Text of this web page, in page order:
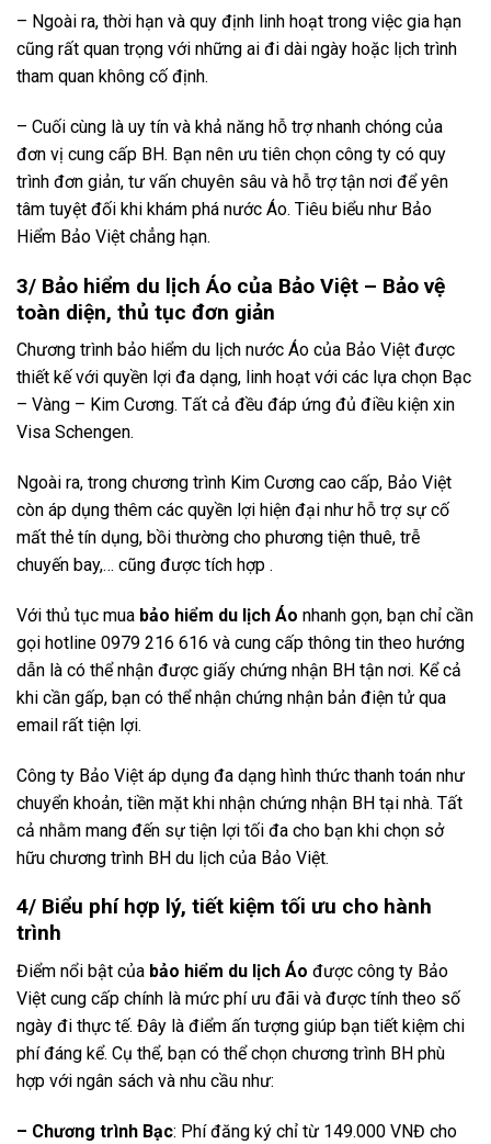
– Ngoài ra, thời hạn và quy định linh hoạt trong việc gia hạn
cũng rất quan trọng với những ai đi dài ngày hoặc lịch trình
tham quan không cố định.
– Cuối cùng là uy tín và khả năng hỗ trợ nhanh chóng của
đơn vị cung cấp BH. Bạn nên ưu tiên chọn công ty có quy
trình đơn giản, tư vấn chuyên sâu và hỗ trợ tận nơi để yên
tâm tuyệt đối khi khám phá nước Áo. Tiêu biểu như Bảo
Hiểm Bảo Việt chẳng hạn.
3/ Bảo hiểm du lịch Áo của Bảo Việt – Bảo vệ
toàn diện, thủ tục đơn giản
Chương trình bảo hiểm du lịch nước Áo của Bảo Việt được
thiết kế với quyền lợi đa dạng, linh hoạt với các lựa chọn Bạc
– Vàng – Kim Cương. Tất cả đều đáp ứng đủ điều kiện xin
Visa Schengen.
Ngoài ra, trong chương trình Kim Cương cao cấp, Bảo Việt
còn áp dụng thêm các quyền lợi hiện đại như hỗ trợ sự cố
mất thẻ tín dụng, bồi thường cho phương tiện thuê, trễ
chuyến bay,… cũng được tích hợp .
Với thủ tục mua bảo hiểm du lịch Áo nhanh gọn, bạn chỉ cần
gọi hotline 0979 216 616 và cung cấp thông tin theo hướng
dẫn là có thể nhận được giấy chứng nhận BH tận nơi. Kể cả
khi cần gấp, bạn có thể nhận chứng nhận bản điện tử qua
email rất tiện lợi.
Công ty Bảo Việt áp dụng đa dạng hình thức thanh toán như
chuyển khoản, tiền mặt khi nhận chứng nhận BH tại nhà. Tất
cả nhằm mang đến sự tiện lợi tối đa cho bạn khi chọn sở
hữu chương trình BH du lịch của Bảo Việt.
4/ Biểu phí hợp lý, tiết kiệm tối ưu cho hành
trình
Điểm nổi bật của bảo hiểm du lịch Áo được công ty Bảo
Việt cung cấp chính là mức phí ưu đãi và được tính theo số
ngày đi thực tế. Đây là điểm ấn tượng giúp bạn tiết kiệm chi
phí đáng kể. Cụ thể, bạn có thể chọn chương trình BH phù
hợp với ngân sách và nhu cầu như:
– Chương trình Bạc: Phí đăng ký chỉ từ 149.000 VNĐ cho